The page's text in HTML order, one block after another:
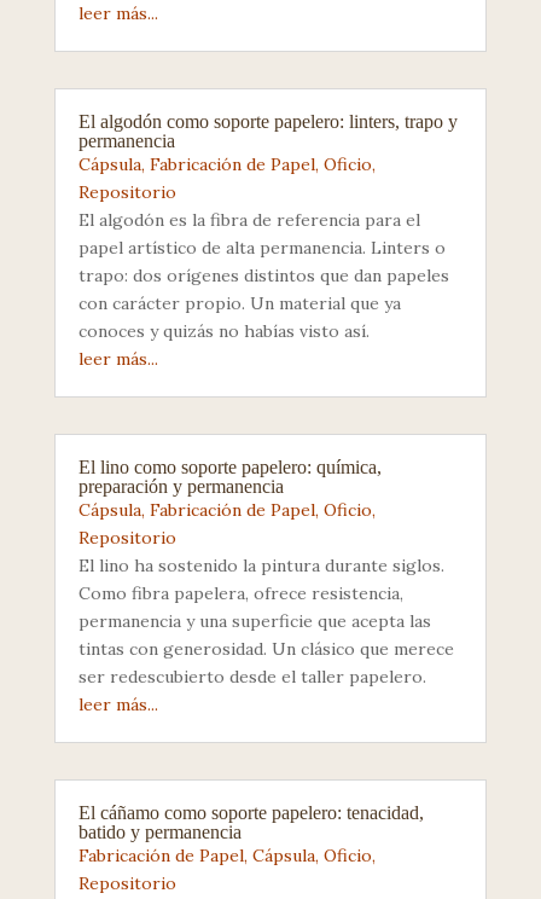
leer más...
El algodón como soporte papelero: linters, trapo y
permanencia
Cápsula, Fabricación de Papel, Oficio,
Repositorio
El algodón es la fibra de referencia para el
papel artístico de alta permanencia. Linters o
trapo: dos orígenes distintos que dan papeles
con carácter propio. Un material que ya
conoces y quizás no habías visto así.
leer más...
El lino como soporte papelero: química,
preparación y permanencia
Cápsula, Fabricación de Papel, Oficio,
Repositorio
El lino ha sostenido la pintura durante siglos.
Como fibra papelera, ofrece resistencia,
permanencia y una superficie que acepta las
tintas con generosidad. Un clásico que merece
ser redescubierto desde el taller papelero.
leer más...
El cáñamo como soporte papelero: tenacidad,
batido y permanencia
Fabricación de Papel, Cápsula, Oficio,
Repositorio